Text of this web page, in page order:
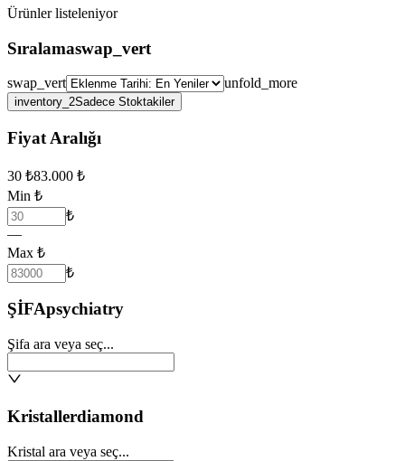
Ürünlerlisteleniyor
Sıralamaswap_vert
swap_vert unfold_more
inventory_2Sadece Stoktakiler
Fiyat Aralığı
30 ₺83.000 ₺
Min ₺
₺
—
Max ₺
₺
ŞİFApsychiatry
Şifa ara veya seç...
Kristallerdiamond
Kristal ara veya seç...